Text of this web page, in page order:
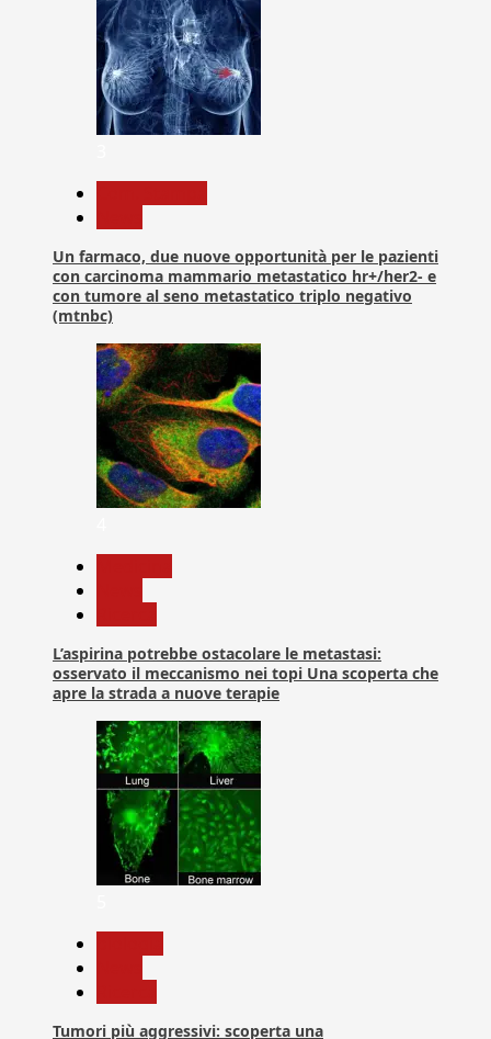
Un farmaco, due nuove opportunità per le pazienti
con carcinoma mammario metastatico hr+/her2- e
con tumore al seno metastatico triplo negativo
(mtnbc)
L’aspirina potrebbe ostacolare le metastasi:
osservato il meccanismo nei topi Una scoperta che
apre la strada a nuove terapie
Tumori più aggressivi: scoperta una